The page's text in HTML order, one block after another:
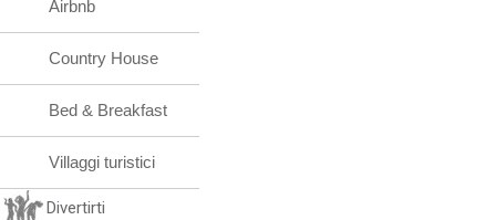
Airbnb
Country House
Bed & Breakfast
Villaggi turistici
Divertirti